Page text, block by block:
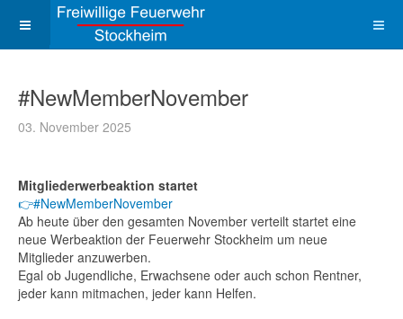
#NewMemberNovember
03. November 2025
Mitgliederwerbeaktion startet
👉#NewMemberNovember
Ab heute über den gesamten November verteilt startet eine
neue Werbeaktion der Feuerwehr Stockheim um neue
Mitglieder anzuwerben.
Egal ob Jugendliche, Erwachsene oder auch schon Rentner,
jeder kann mitmachen, jeder kann Helfen.